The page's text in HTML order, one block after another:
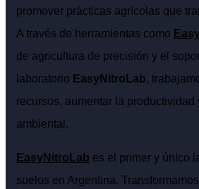
promover prácticas agrícolas que
A través de herramientas como
de agricultura de precisión y el
laboratorio EasyNitroLab,
recursos, aumentar la productividad
ambiental.
EasyNitroLab es el primer y único
suelos en Argentina.